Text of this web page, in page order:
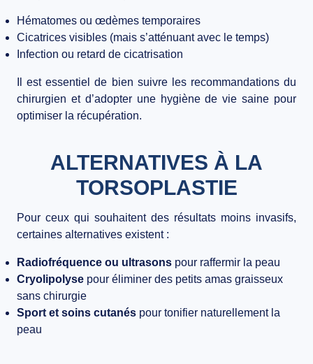
Hématomes ou œdèmes temporaires
Cicatrices visibles (mais s’atténuant avec le temps)
Infection ou retard de cicatrisation
Il est essentiel de bien suivre les recommandations du
chirurgien et d’adopter une hygiène de vie saine pour
optimiser la récupération.
ALTERNATIVES À LA
TORSOPLASTIE
Pour ceux qui souhaitent des résultats moins invasifs,
certaines alternatives existent :
Radiofréquence ou ultrasons pour raffermir la peau
Cryolipolyse pour éliminer des petits amas graisseux
sans chirurgie
Sport et soins cutanés pour tonifier naturellement la
peau